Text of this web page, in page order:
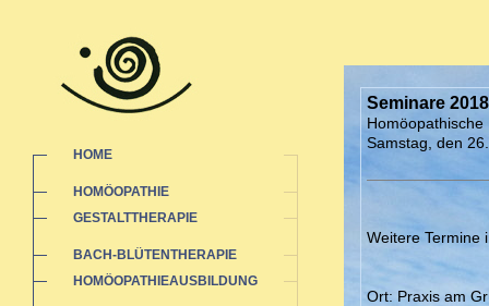
HOME
HOMÖOPATHIE
GESTALTTHERAPIE
BACH-BLÜTENTHERAPIE
HOMÖOPATHIEAUSBILDUNG
Seminare
Samstag, den
Weitere Termine
Ort: Praxis am